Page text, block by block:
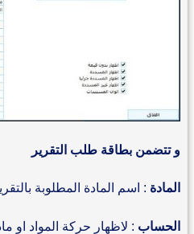
و تتضمن بطاقة طلب التقرير
المادة : اسم المادة المطلوبة
الحساب : لاظهار حركة المواد او